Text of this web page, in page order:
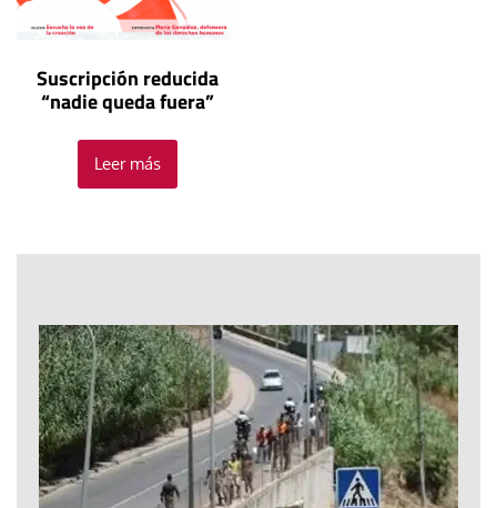
Suscripción reducida
“nadie queda fuera”
Leer más